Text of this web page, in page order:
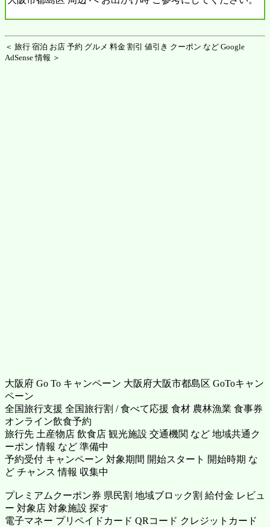
＜ 旅行 宿泊 お店 予約 グルメ 料金 割引 値引き クーポン など Google
AdSense 情報 ＞
大阪府 Go To キャンペーン 大阪府大阪市都島区 GoToキャン
ペーン
全国旅行支援 全国旅行割 / 食べて応援 食材 農林漁業 食事券
オンライン飲食予約
旅行先 土産物店 飲食店 観光施設 交通機関 など 地域共通ク
ーポン 情報 など 準備中
予約受付 キャンペーン 対象期間 開始スタート 開始時期 な
ど チャンス 情報 収集中
プレミアムクーポン券 県民割 地域ブロック割 給付金 レビュ
ー 対象店 対象施設 探す
電子マネー プリペイドカード QRコード クレジットカード